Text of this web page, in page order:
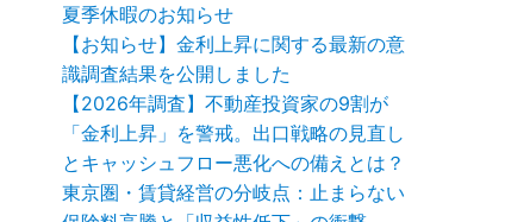
夏季休暇のお知らせ
【お知らせ】金利上昇に関する最新の意
識調査結果を公開しました
【2026年調査】不動産投資家の9割が
「金利上昇」を警戒。出口戦略の見直し
とキャッシュフロー悪化への備えとは？
東京圏・賃貸経営の分岐点：止まらない